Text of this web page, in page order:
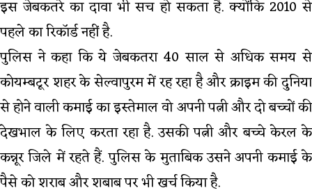
इस जेबकतरे का दावा भी सच हो सकता है. क्योंकि 2010 से
पहले का रिकॉर्ड नहीं है.
पुलिस ने कहा कि ये जेबकतरा 40 साल से अधिक समय से
कोयम्बटूर शहर के सेल्वापुरम में रह रहा है और क्राइम की दुनिया
से होने वाली कमाई का इस्तेमाल वो अपनी पत्नी और दो बच्चों की
देखभाल के लिए करता रहा है. उसकी पत्नी और बच्चे केरल के
कन्नूर जिले में रहते हैं. पुलिस के मुताबिक उसने अपनी कमाई के
पैसे को शराब और शबाब पर भी खर्च किया है.